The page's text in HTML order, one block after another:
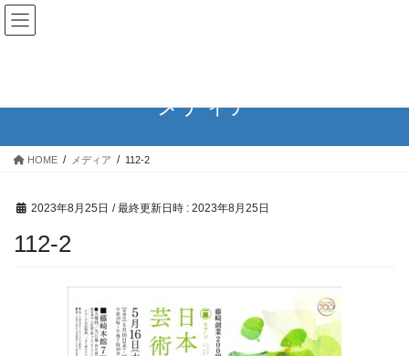
コ
ン
へ
ナ
ビ
ョ
メディア
HOME メディア 112-2
2023年8月25日 / 最終更新日時 : 2023年8月25日
112-2